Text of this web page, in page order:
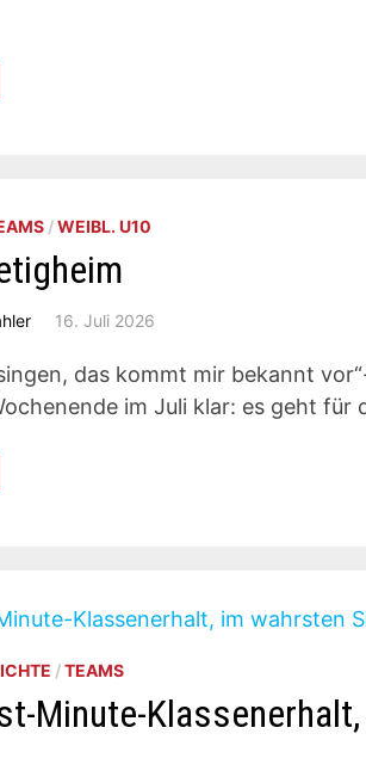
/WEIBL. U10
16. Juli 2026
das kommt mir bekannt
im Juli klar: es geht
/TEAMS
Minute-